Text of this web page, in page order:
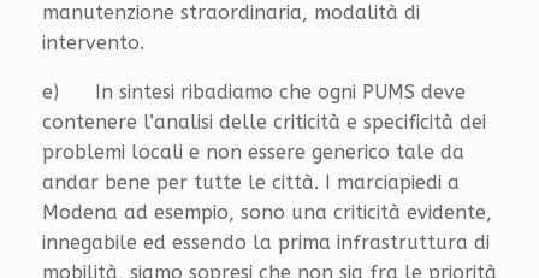
manutenzione straordinaria, modalità di
intervento.
e) In sintesi ribadiamo che ogni PUMS deve
contenere l’analisi delle criticità e specificità dei
problemi locali e non essere generico tale da
andar bene per tutte le città. I marciapiedi a
Modena ad esempio, sono una criticità evidente,
innegabile ed essendo la prima infrastruttura di
mobilità, siamo sopresi che non sia fra le priorità